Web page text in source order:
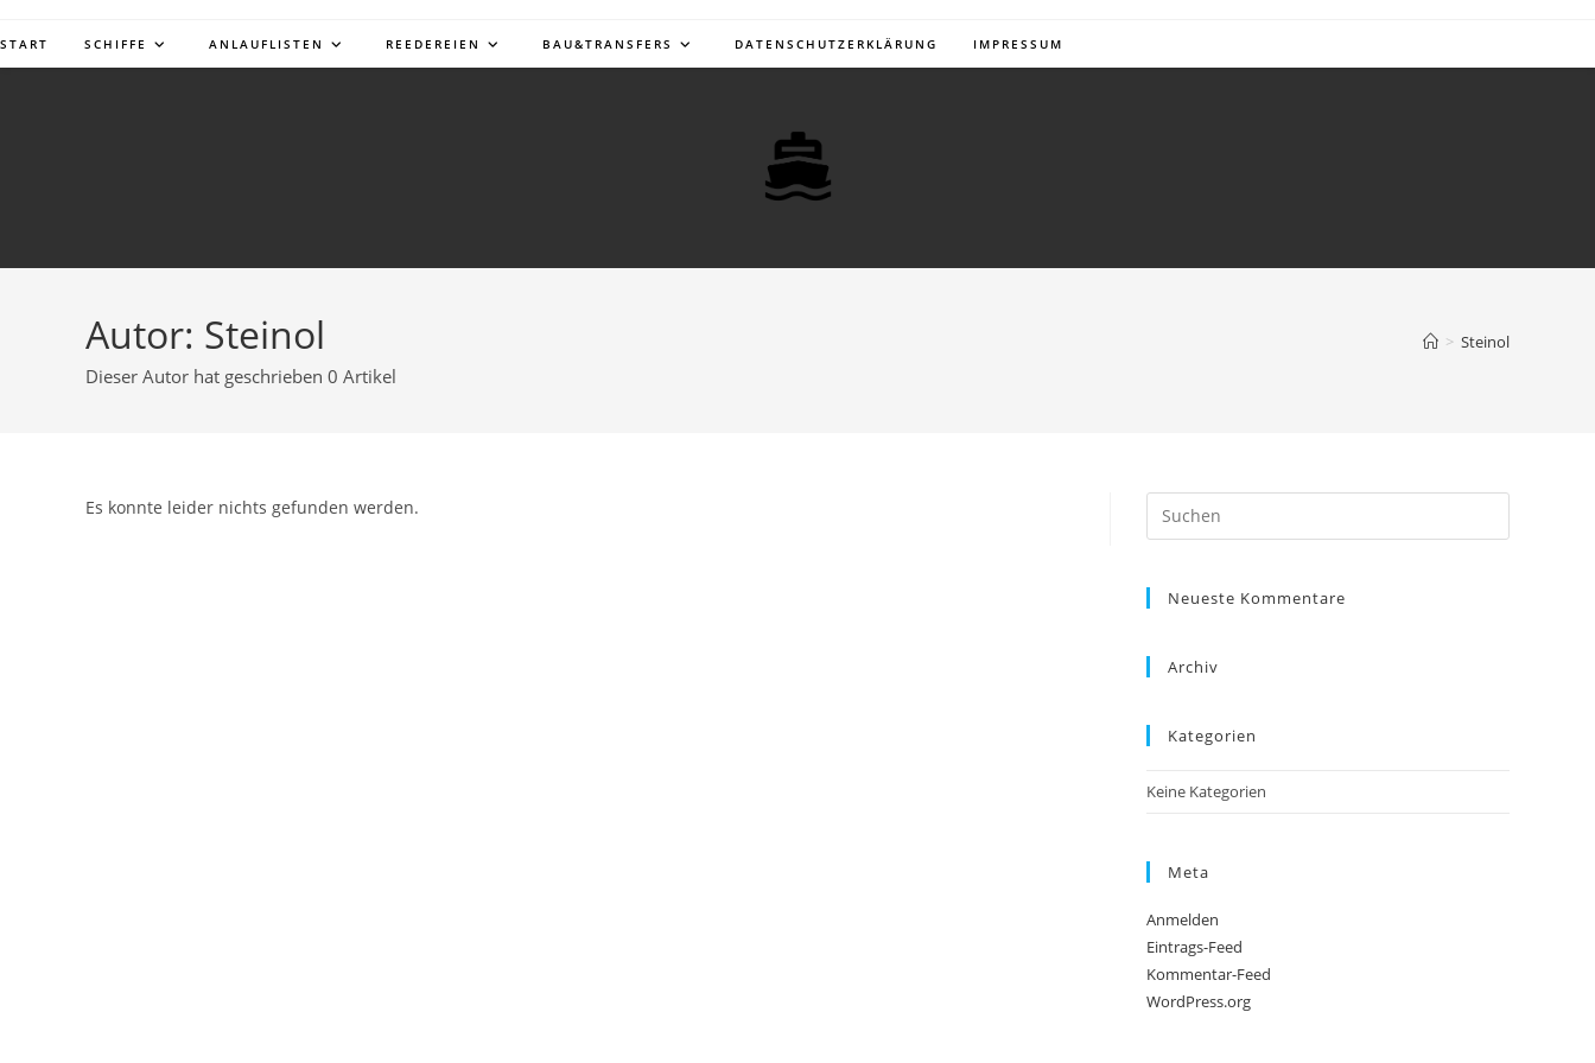
START SCHIFFE ANLAUFLISTEN REEDEREIEN BAU&TRANSFERS DATENSCHUTZERKLÄRUNG IMPRESSUM
Autor: Steinol
Dieser Autor hat geschrieben 0 Artikel
> Steinol
Es konnte leider nichts gefunden werden.
Neueste Kommentare
Archiv
Kategorien
Keine Kategorien
Meta
Anmelden
Eintrags-Feed
Kommentar-Feed
WordPress.org